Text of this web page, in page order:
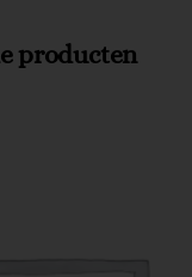
producten